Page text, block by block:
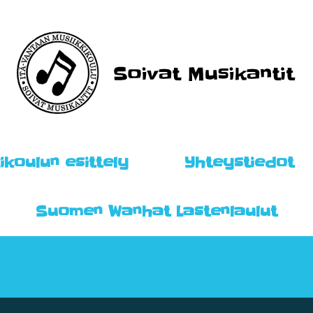
esittely Yhteystiedot
Suomen Wanhat Lastenlaulut